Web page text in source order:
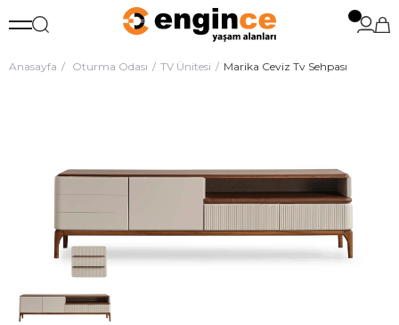
Anasayfa Oturma Odası TV Ünitesi Marika Ceviz Tv Sehpası